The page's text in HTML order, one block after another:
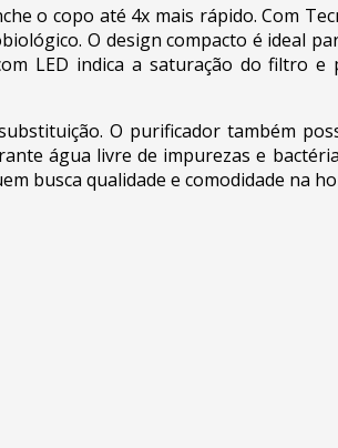
o copo até 4x mais rápido. Com
O design compacto é ideal
LED indica a saturação do filtro
O purificador também
água livre de impurezas e
busca qualidade e comodidade na